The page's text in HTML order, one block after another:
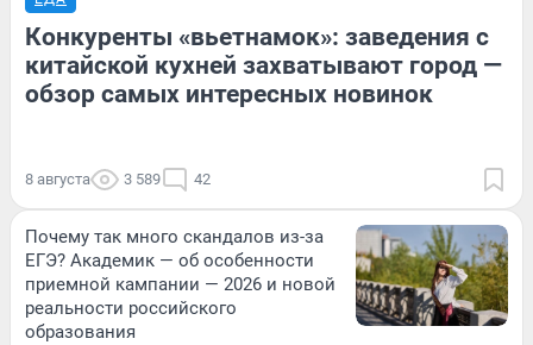
Конкуренты «вьетнамок»: заведения с
китайской кухней захватывают город —
обзор самых интересных новинок
8 августа 3 589 42
Почему так много скандалов из-за
ЕГЭ? Академик — об особенности
приемной кампании — 2026 и новой
реальности российского
образования